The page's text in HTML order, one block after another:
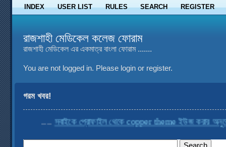
INDEX USER LIST RULES SEARCH REGISTER
রাজশাহী মেডিকেল কলেজ ফোরাম
রাজশাহী মেডিকেল এর একমাত্র বাংলা ফোরাম .......
You are not logged in. Please login or register.
গরম খবর!
....সবাইকে প্রোফাইল থেকে copper theme ইউজ করার